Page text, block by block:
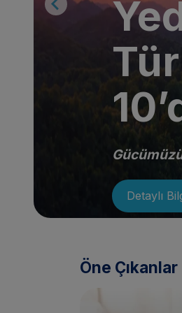
Detaylı
Öne Çıkanlar